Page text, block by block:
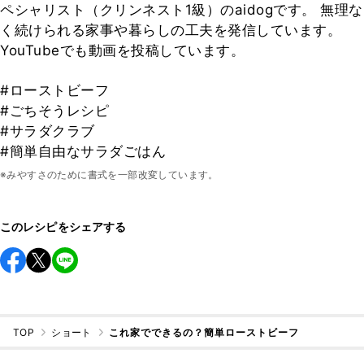
ペシャリスト（クリンネスト1級）のaidogです。 無理な
く続けられる家事や暮らしの工夫を発信しています。
YouTubeでも動画を投稿しています。
#ローストビーフ
#ごちそうレシピ
#サラダクラブ
#簡単自由なサラダごはん
※みやすさのために書式を一部改変しています。
このレシピをシェアする
TOP ショート これ家でできるの？簡単ローストビーフ